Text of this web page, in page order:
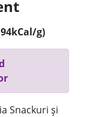
g)
Snackuri și